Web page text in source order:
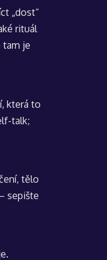
„dost“
rituál
tam je
která to
talk;
tělo
sepište